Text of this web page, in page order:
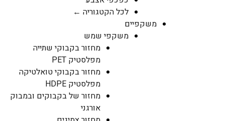
לכל הקטגוריה ←
משקפיים
משקפי שמש
מחזור בקבוקי שתייה
מפלסטיק PET
מחזור בקבוקי טואלטיקה
מפלסטיק HDPE
מחזור של בקבוקים ובמבוק
אורגני